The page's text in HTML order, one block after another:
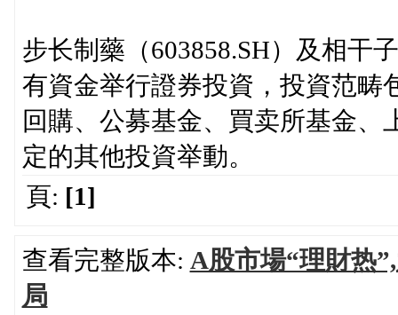
步长制藥（603858.SH）及相干
有資金举行證券投資，投資范畴
回購、公募基金、買卖所基金
定的其他投資举動。
頁: [1]
查看完整版本: A股市場“理財热
局